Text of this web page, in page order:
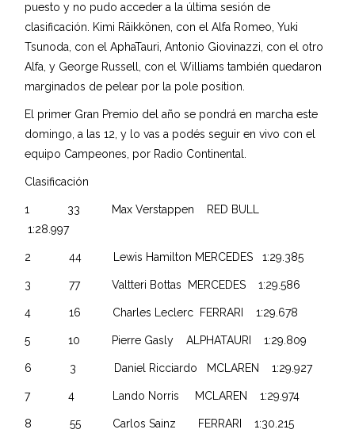
puesto y no pudo acceder a la última sesión de
clasificación. Kimi Räikkönen, con el Alfa Romeo, Yuki
Tsunoda, con el AphaTauri, Antonio Giovinazzi, con el otro
Alfa, y George Russell, con el Williams también quedaron
marginados de pelear por la pole position.
El primer Gran Premio del año se pondrá en marcha este
domingo, a las 12, y lo vas a podés seguir en vivo con el
equipo Campeones, por Radio Continental.
Clasificación
1 33 Max Verstappen RED BULL
1:28.997
2 44 Lewis Hamilton MERCEDES 1:29.385
3 77 Valtteri Bottas MERCEDES 1:29.586
4 16 Charles Leclerc FERRARI 1:29.678
5 10 Pierre Gasly ALPHATAURI 1:29.809
6 3 Daniel Ricciardo MCLAREN 1:29.927
7 4 Lando Norris MCLAREN 1:29.974
8 55 Carlos Sainz FERRARI 1:30.215